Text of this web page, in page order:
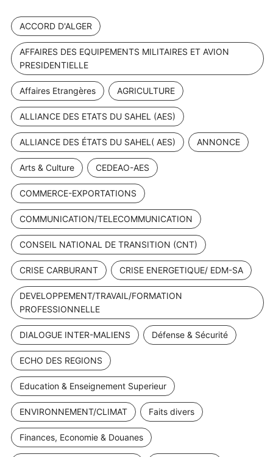
ACCORD D'ALGER
AFFAIRES DES EQUIPEMENTS MILITAIRES ET AVION
PRESIDENTIELLE
Affaires Etrangères AGRICULTURE
ALLIANCE DES ETATS DU SAHEL (AES)
ALLIANCE DES ÉTATS DU SAHEL( AES) ANNONCE
Arts & Culture CEDEAO-AES
COMMERCE-EXPORTATIONS
COMMUNICATION/TELECOMMUNICATION
CONSEIL NATIONAL DE TRANSITION (CNT)
CRISE CARBURANT CRISE ENERGETIQUE/ EDM-SA
DEVELOPPEMENT/TRAVAIL/FORMATION
PROFESSIONNELLE
DIALOGUE INTER-MALIENS Défense & Sécurité
ECHO DES REGIONS
Education & Enseignement Superieur
ENVIRONNEMENT/CLIMAT Faits divers
Finances, Economie & Douanes